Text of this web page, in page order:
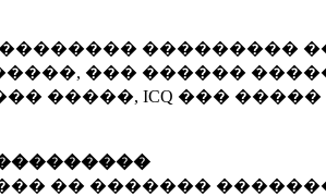
���������
��� ������
�����, ICQ ���
�� �������